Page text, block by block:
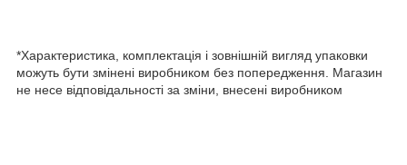
*Характеристика, комплектація і зовнішній вигляд упаковки
можуть бути змінені виробником без попередження. Магазин
не несе відповідальності за зміни, внесені виробником